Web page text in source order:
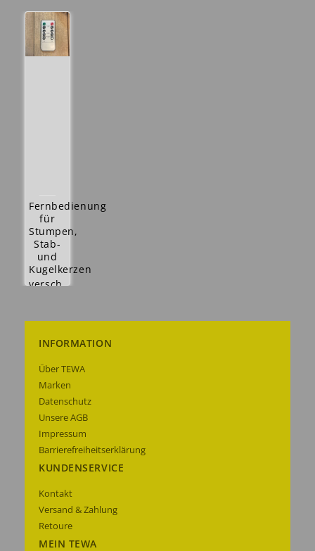
Fernbedienung
für
Stumpen,
Stab-
und
Kugelkerzen
versch.
versch.
Details
anzeigen
INFORMATION
Über TEWA
Marken
Datenschutz
Unsere AGB
Impressum
Barrierefreiheitserklärung
KUNDENSERVICE
Kontakt
Versand & Zahlung
Retoure
MEIN TEWA